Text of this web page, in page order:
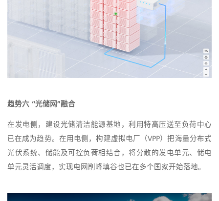
趋势六 “光储网”融合
在发电侧，建设光储清洁能源基地，利用特高压送至负荷中心
已在成为趋势。在用电侧，构建虚拟电厂（VPP）把海量分布式
光伏系统、储能及可控负荷相结合，将分散的发电单元、储电
单元灵活调度，实现电网削峰填谷也已在多个国家开始落地。